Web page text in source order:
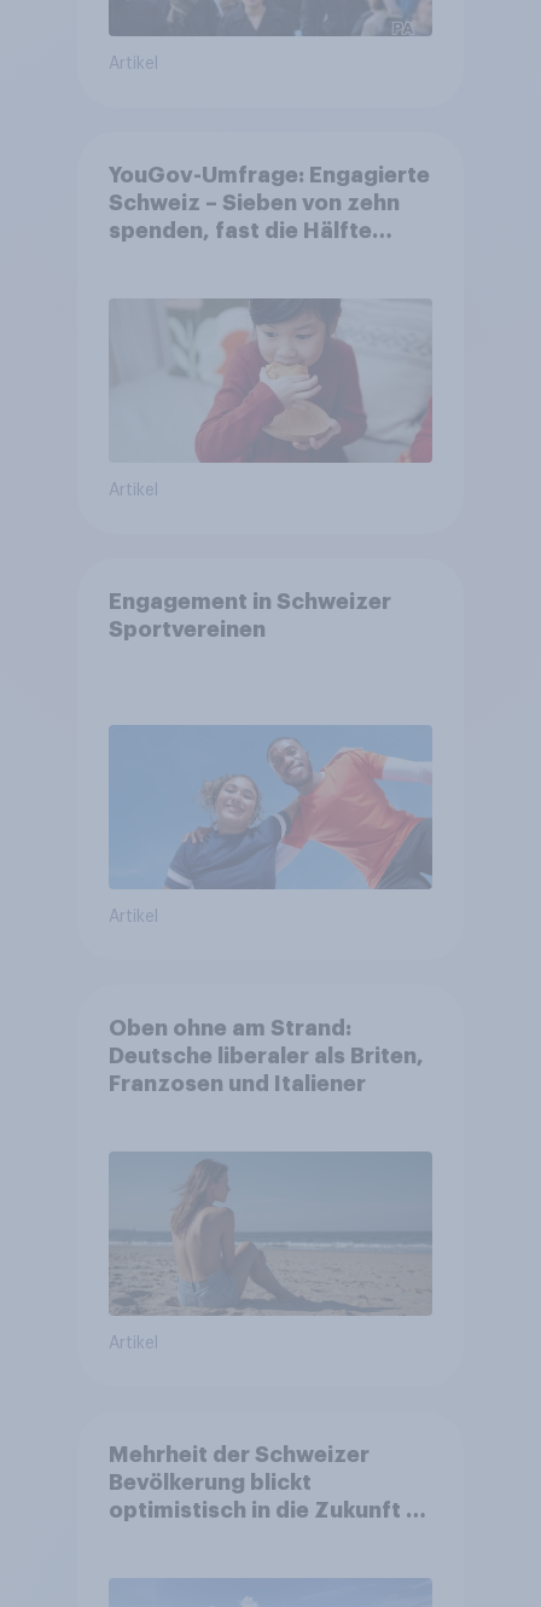
Artikel
YouGov-Umfrage: Engagierte
Schweiz – Sieben von zehn
spenden, fast die Hälfte
Artikel
Engagement in Schweizer
Sportvereinen
Artikel
Oben ohne am Strand:
Deutsche liberaler als Briten,
Franzosen und Italiener
Artikel
Mehrheit der Schweizer
Bevölkerung blickt
optimistisch in die Zukunft –
Altersvorsorge